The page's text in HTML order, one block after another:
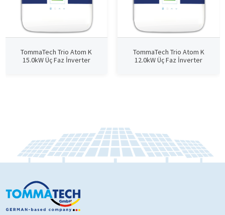
TommaTech Trio Atom K
15.0kW Üç Faz İnverter
TommaTech Trio Atom K
12.0kW Üç Faz İnverter